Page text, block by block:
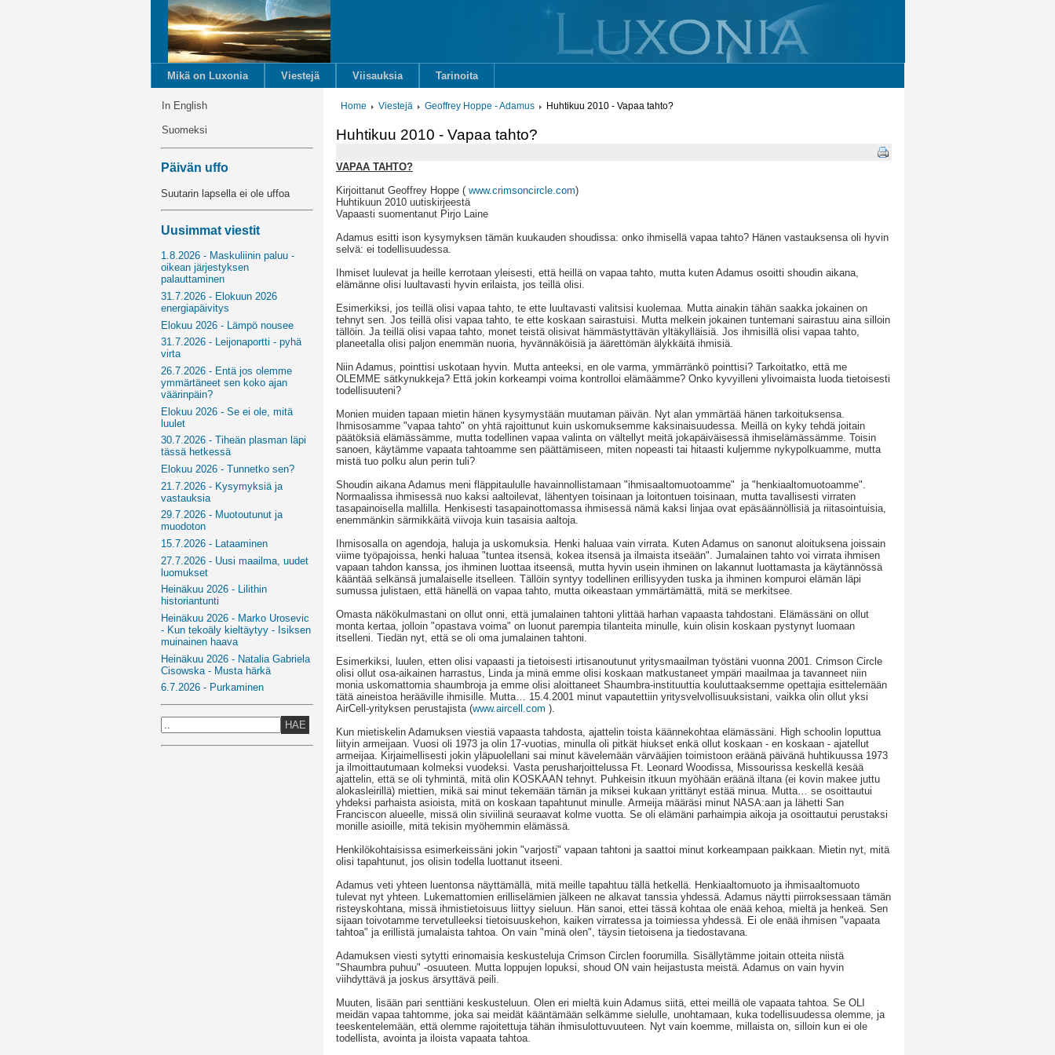
Mikä on Luxonia Viestejä Viisauksia Tarinoita
In English
Suomeksi
Päivän uffo
Suutarin lapsella ei ole uffoa
Uusimmat viestit
1.8.2026 - Maskuliinin paluu -
oikean järjestyksen
palauttaminen
31.7.2026 - Elokuun 2026
energiapäivitys
Elokuu 2026 - Lämpö nousee
31.7.2026 - Leijonaportti - pyhä
virta
26.7.2026 - Entä jos olemme
ymmärtäneet sen koko ajan
väärinpäin?
Elokuu 2026 - Se ei ole, mitä
luulet
30.7.2026 - Tiheän plasman läpi
tässä hetkessä
Elokuu 2026 - Tunnetko sen?
21.7.2026 - Kysymyksiä ja
vastauksia
29.7.2026 - Muotoutunut ja
muodoton
15.7.2026 - Lataaminen
27.7.2026 - Uusi maailma, uudet
luomukset
Heinäkuu 2026 - Lilithin
historiantunti
Heinäkuu 2026 - Marko Urosevic
- Kun tekoäly kieltäytyy - Isiksen
muinainen haava
Heinäkuu 2026 - Natalia Gabriela
Cisowska - Musta härkä
6.7.2026 - Purkaminen
HAE
Home Viestejä Geoffrey Hoppe - Adamus Huhtikuu 2010 - Vapaa tahto?
Huhtikuu 2010 - Vapaa tahto?
VAPAA TAHTO?
Kirjoittanut Geoffrey Hoppe ( www.crimsoncircle.com)
Huhtikuun 2010 uutiskirjeestä
Vapaasti suomentanut Pirjo Laine
Adamus esitti ison kysymyksen tämän kuukauden shoudissa: onko ihmisellä vapaa tahto? Hänen vastauksensa oli hyvin
selvä: ei todellisuudessa.
Ihmiset luulevat ja heille kerrotaan yleisesti, että heillä on vapaa tahto, mutta kuten Adamus osoitti shoudin aikana,
elämänne olisi luultavasti hyvin erilaista, jos teillä olisi.
Esimerkiksi, jos teillä olisi vapaa tahto, te ette luultavasti valitsisi kuolemaa. Mutta ainakin tähän saakka jokainen on
tehnyt sen. Jos teillä olisi vapaa tahto, te ette koskaan sairastuisi. Mutta melkein jokainen tuntemani sairastuu aina silloin
tällöin. Ja teillä olisi vapaa tahto, monet teistä olisivat hämmästyttävän yltäkylläisiä. Jos ihmisillä olisi vapaa tahto,
planeetalla olisi paljon enemmän nuoria, hyvännäköisiä ja äärettömän älykkäitä ihmisiä.
Niin Adamus, pointtisi uskotaan hyvin. Mutta anteeksi, en ole varma, ymmärränkö pointtisi? Tarkoitatko, että me
OLEMME sätkynukkeja? Että jokin korkeampi voima kontrolloi elämäämme? Onko kyvyilleni ylivoimaista luoda tietoisesti
todellisuuteni?
Monien muiden tapaan mietin hänen kysymystään muutaman päivän. Nyt alan ymmärtää hänen tarkoituksensa.
Ihmisosamme "vapaa tahto" on yhtä rajoittunut kuin uskomuksemme kaksinaisuudessa. Meillä on kyky tehdä joitain
päätöksiä elämässämme, mutta todellinen vapaa valinta on vältellyt meitä jokapäiväisessä ihmiselämässämme. Toisin
sanoen, käytämme vapaata tahtoamme sen päättämiseen, miten nopeasti tai hitaasti kuljemme nykypolkuamme, mutta
mistä tuo polku alun perin tuli?
Shoudin aikana Adamus meni fläppitaululle havainnollistamaan "ihmisaaltomuotoamme" ja "henkiaaltomuotoamme".
Normaalissa ihmisessä nuo kaksi aaltoilevat, lähentyen toisinaan ja loitontuen toisinaan, mutta tavallisesti virraten
tasapainoisella mallilla. Henkisesti tasapainottomassa ihmisessä nämä kaksi linjaa ovat epäsäännöllisiä ja riitasointuisia,
enemmänkin särmikkäitä viivoja kuin tasaisia aaltoja.
Ihmisosalla on agendoja, haluja ja uskomuksia. Henki haluaa vain virrata. Kuten Adamus on sanonut aloituksena joissain
viime työpajoissa, henki haluaa "tuntea itsensä, kokea itsensä ja ilmaista itseään". Jumalainen tahto voi virrata ihmisen
vapaan tahdon kanssa, jos ihminen luottaa itseensä, mutta hyvin usein ihminen on lakannut luottamasta ja käytännössä
kääntää selkänsä jumalaiselle itselleen. Tällöin syntyy todellinen erillisyyden tuska ja ihminen kompuroi elämän läpi
sumussa julistaen, että hänellä on vapaa tahto, mutta oikeastaan ymmärtämättä, mitä se merkitsee.
Omasta näkökulmastani on ollut onni, että jumalainen tahtoni ylittää harhan vapaasta tahdostani. Elämässäni on ollut
monta kertaa, jolloin "opastava voima" on luonut parempia tilanteita minulle, kuin olisin koskaan pystynyt luomaan
itselleni. Tiedän nyt, että se oli oma jumalainen tahtoni.
Esimerkiksi, luulen, etten olisi vapaasti ja tietoisesti irtisanoutunut yritysmaailman työstäni vuonna 2001. Crimson Circle
olisi ollut osa-aikainen harrastus, Linda ja minä emme olisi koskaan matkustaneet ympäri maailmaa ja tavanneet niin
monia uskomattomia shaumbroja ja emme olisi aloittaneet Shaumbra-instituuttia kouluttaaksemme opettajia esittelemään
tätä aineistoa herääville ihmisille. Mutta… 15.4.2001 minut vapautettiin yritysvelvollisuuksistani, vaikka olin ollut yksi
AirCell-yrityksen perustajista (www.aircell.com ).
Kun mietiskelin Adamuksen viestiä vapaasta tahdosta, ajattelin toista käännekohtaa elämässäni. High schoolin loputtua
liityin armeijaan. Vuosi oli 1973 ja olin 17-vuotias, minulla oli pitkät hiukset enkä ollut koskaan - en koskaan - ajatellut
armeijaa. Kirjaimellisesti jokin yläpuolellani sai minut kävelemään värvääjien toimistoon eräänä päivänä huhtikuussa 1973
ja ilmoittautumaan kolmeksi vuodeksi. Vasta perusharjoittelussa Ft. Leonard Woodissa, Missourissa keskellä kesää
ajattelin, että se oli tyhmintä, mitä olin KOSKAAN tehnyt. Puhkeisin itkuun myöhään eräänä iltana (ei kovin makee juttu
alokasleirillä) miettien, mikä sai minut tekemään tämän ja miksei kukaan yrittänyt estää minua. Mutta… se osoittautui
yhdeksi parhaista asioista, mitä on koskaan tapahtunut minulle. Armeija määräsi minut NASA:aan ja lähetti San
Franciscon alueelle, missä olin siviilinä seuraavat kolme vuotta. Se oli elämäni parhaimpia aikoja ja osoittautui perustaksi
monille asioille, mitä tekisin myöhemmin elämässä.
Henkilökohtaisissa esimerkeissäni jokin "varjosti" vapaan tahtoni ja saattoi minut korkeampaan paikkaan. Mietin nyt, mitä
olisi tapahtunut, jos olisin todella luottanut itseeni.
Adamus veti yhteen luentonsa näyttämällä, mitä meille tapahtuu tällä hetkellä. Henkiaaltomuoto ja ihmisaaltomuoto
tulevat nyt yhteen. Lukemattomien erilliselämien jälkeen ne alkavat tanssia yhdessä. Adamus näytti piirroksessaan tämän
risteyskohtana, missä ihmistietoisuus liittyy sieluun. Hän sanoi, ettei tässä kohtaa ole enää kehoa, mieltä ja henkeä. Sen
sijaan toivotamme tervetulleeksi tietoisuuskehon, kaiken virratessa ja toimiessa yhdessä. Ei ole enää ihmisen "vapaata
tahtoa" ja erillistä jumalaista tahtoa. On vain "minä olen", täysin tietoisena ja tiedostavana.
Adamuksen viesti sytytti erinomaisia keskusteluja Crimson Circlen foorumilla. Sisällytämme joitain otteita niistä
"Shaumbra puhuu" -osuuteen. Mutta loppujen lopuksi, shoud ON vain heijastusta meistä. Adamus on vain hyvin
viihdyttävä ja joskus ärsyttävä peili.
Muuten, lisään pari senttiäni keskusteluun. Olen eri mieltä kuin Adamus siitä, ettei meillä ole vapaata tahtoa. Se OLI
meidän vapaa tahtomme, joka sai meidät kääntämään selkämme sielulle, unohtamaan, kuka todellisuudessa olemme, ja
teeskentelemään, että olemme rajoitettuja tähän ihmisulottuvuuteen. Nyt vain koemme, millaista on, silloin kun ei ole
todellista, avointa ja iloista vapaata tahtoa.